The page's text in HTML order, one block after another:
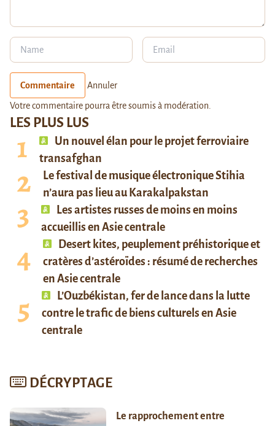
LES PLUS LUS
Un nouvel élan pour le projet ferroviaire
transafghan
Le festival de musique électronique Stihia
n’aura pas lieu au Karakalpakstan
Les artistes russes de moins en moins
accueillis en Asie centrale
Desert kites, peuplement préhistorique et
cratères d’astéroïdes : résumé de recherches
en Asie centrale
L’Ouzbékistan, fer de lance dans la lutte
contre le trafic de biens culturels en Asie
centrale
DÉCRYPTAGE
Le rapprochement entre
Commentaire Annuler
Votre commentaire pourra être soumis à modération.